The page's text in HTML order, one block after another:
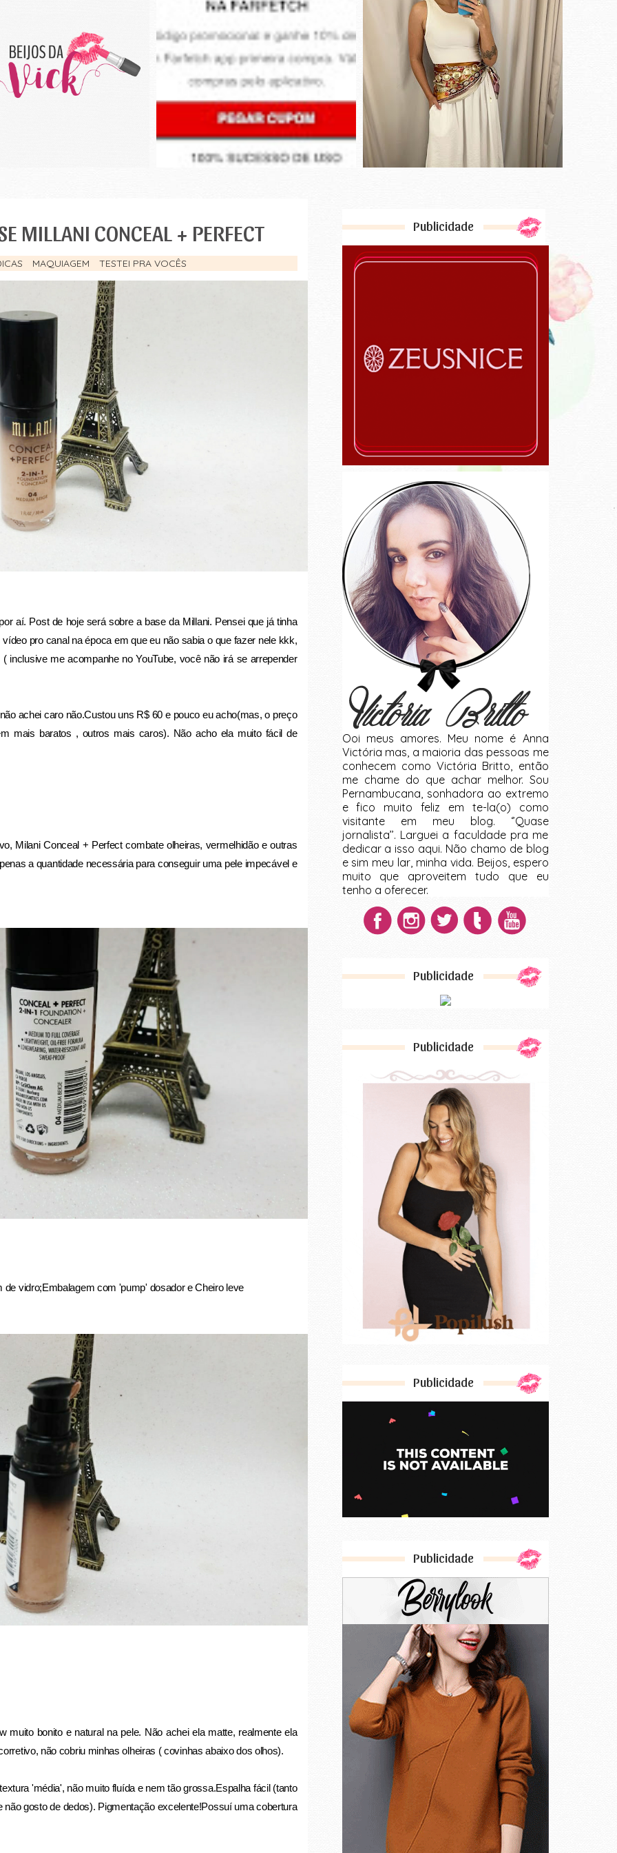
MILLANI CONCEAL + PERFECT
MAQUIAGEM TESTEI PRA VOCÊS
aí. Post de hoje será sobre a base da Millani. Pensei que já tinha
pro canal na época em que eu não sabia o que fazer nele kkk,
inclusive me acompanhe no YouTube, você não irá se arrepender
achei caro não.Custou uns R$ 60 e pouco eu acho(mas, o preço
mais baratos , outros mais caros). Não acho ela muito fácil de
Milani Conceal + Perfect combate olheiras, vermelhidão e outras
a quantidade necessária para conseguir uma pele impecável e
de vidro;Embalagem com 'pump' dosador eCheiro leve
bonito e natural na pele. Não achei ela matte, realmente ela
não cobriu minhas olheiras ( covinhas abaixo dos olhos).
'média', não muito fluída e nem tão grossa.Espalha fácil (tanto
gosto de dedos). Pigmentação excelente!Possuí uma cobertura
Publicidade
Ooi meus amores. Meu nome é Anna
Victória mas, a maioria das pessoas me
conhecem como Victória Britto, então
me chame do que achar melhor. Sou
Pernambucana, sonhadora ao extremo
e fico muito feliz em te-la(o) como
visitante em meu blog. ‘’Quase
jornalista’’. Larguei a faculdade pra me
dedicar a isso aqui. Não chamo de blog
e sim meu lar, minha vida. Beijos, espero
muito que aproveitem tudo que eu
tenho a oferecer.
Publicidade
Publicidade
Publicidade
Publicidade